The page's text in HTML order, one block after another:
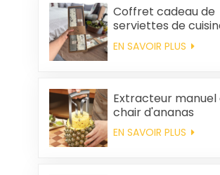
Coffret cadeau de
serviettes de
carrées et chiffons
coton personnalisés,
ménager
EN SAVOIR PLUS
Extracteur manuel
chair d'ananas
EN SAVOIR PLUS